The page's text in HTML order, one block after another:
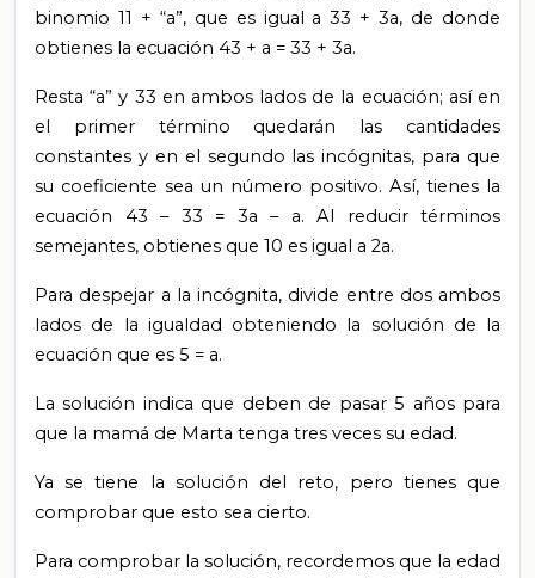
binomio 11 + “a”, que es igual a 33 + 3a, de donde
obtienes la ecuación 43 + a = 33 + 3a.
Resta “a” y 33 en ambos lados de la ecuación; así en
el primer término quedarán las cantidades
constantes y en el segundo las incógnitas, para que
su coeficiente sea un número positivo. Así, tienes la
ecuación 43 – 33 = 3a – a. Al reducir términos
semejantes, obtienes que 10 es igual a 2a.
Para despejar a la incógnita, divide entre dos ambos
lados de la igualdad obteniendo la solución de la
ecuación que es 5 = a.
La solución indica que deben de pasar 5 años para
que la mamá de Marta tenga tres veces su edad.
Ya se tiene la solución del reto, pero tienes que
comprobar que esto sea cierto.
Para comprobar la solución, recordemos que la edad